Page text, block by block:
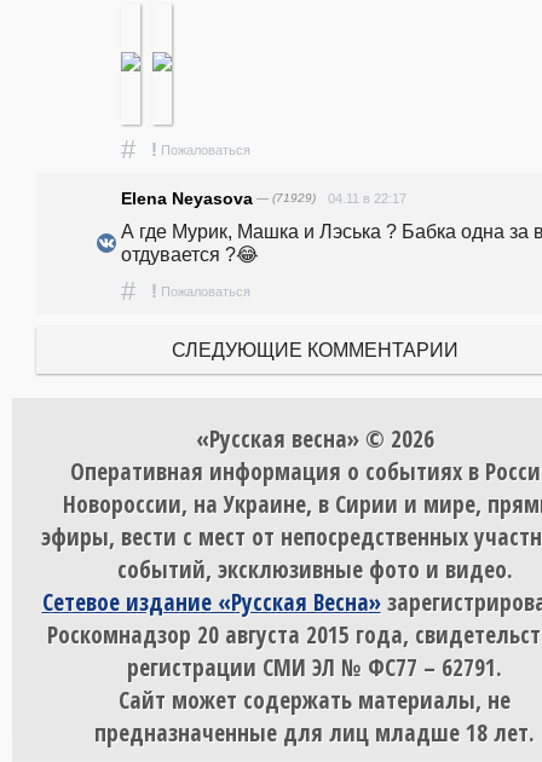
# ! Пожаловаться
Elena Neyasova — (71929) 04.11 в 22:17
А где Мурик, Машка и Лэська ? Бабка одна за
отдувается ?😂
# ! Пожаловаться
СЛЕДУЮЩИЕ КОММЕНТАРИИ
«Русская весна» © 2026
Оперативная информация о событиях в
Новороссии, на Украине, в Сирии и мире,
эфиры, вести с мест от непосредственных
событий, эксклюзивные фото и видео.
Сетевое издание «Русская Весна»
Роскомнадзор 20 августа 2015 года,
регистрации СМИ ЭЛ № ФС77 – 62791.
Сайт может содержать материалы, не
предназначенные для лиц младше 18 лет.